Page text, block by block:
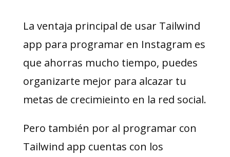
La ventaja principal de usar Tailwind
app para programar en Instagram es
que ahorras mucho tiempo, puedes
organizarte mejor para alcazar tu
metas de crecimieinto en la red social.
Pero también por al programar con
Tailwind app cuentas con los